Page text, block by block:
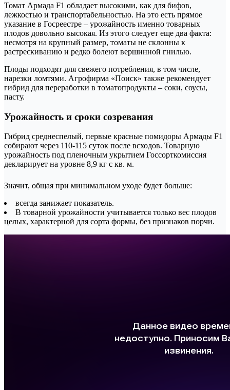
Томат Армада F1 обладает высокими, как для бифов,
лежкостью и транспортабельностью. На это есть прямое
указание в Госреестре – урожайность именно товарных
плодов довольно высокая. Из этого следует еще два факта:
несмотря на крупный размер, томаты не склонны к
растрескиванию и редко болеют вершинной гнилью.
Плоды подходят для свежего потребления, в том числе,
нарезки ломтями. Агрофирма «Поиск» также рекомендует
гибрид для переработки в томатопродукты – соки, соусы,
пасту.
Урожайность и сроки созревания
Гибрид среднеспелый, первые красные помидоры Армады F1
собирают через 110-115 суток после всходов. Товарную
урожайность под пленочным укрытием Госсорткомиссия
декларирует на уровне 8,9 кг с кв. м.
Значит, общая при минимальном уходе будет больше:
всегда занижает показатель.
В товарной урожайности учитывается только вес плодов
целых, характерной для сорта формы, без признаков порчи.